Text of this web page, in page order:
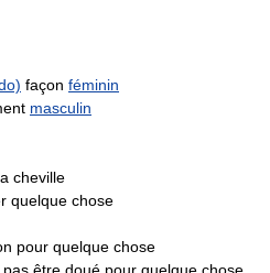
façon féminin
masculin
cheville
quelque chose
pour quelque chose